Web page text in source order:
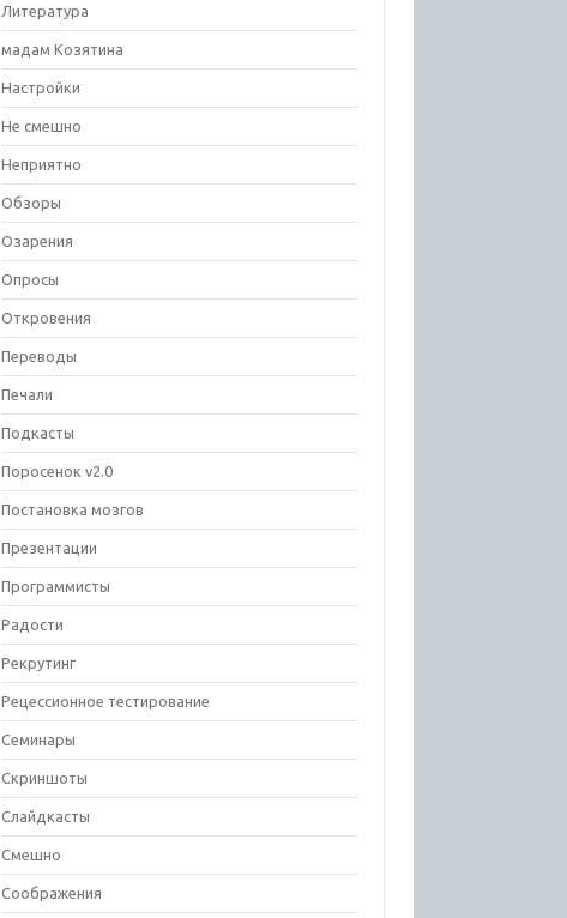
Литература
мадам Козятина
Настройки
Не смешно
Неприятно
Обзоры
Озарения
Опросы
Откровения
Переводы
Печали
Подкасты
Поросенок v2.0
Постановка мозгов
Презентации
Программисты
Радости
Рекрутинг
Рецессионное тестирование
Семинары
Скриншоты
Слайдкасты
Смешно
Соображения